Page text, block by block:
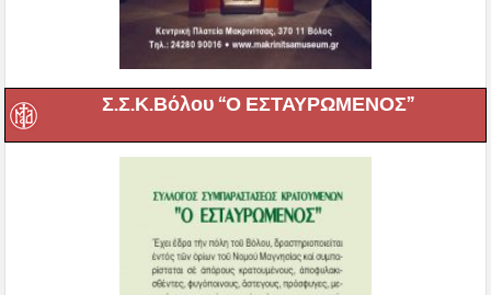
Σ.Σ.Κ.Βόλου “Ο ΕΣΤΑΥΡΩΜΕΝΟΣ”